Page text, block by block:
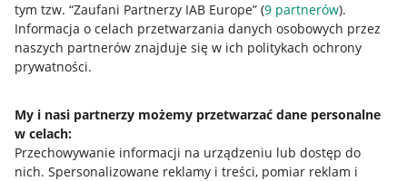
tym tzw. “Zaufani Partnerzy IAB Europe” (9 partnerów).
Informacja o celach przetwarzania danych osobowych przez
naszych partnerów znajduje się w ich politykach ochrony
prywatności.
My i nasi partnerzy możemy przetwarzać dane personalne
w celach:
Przechowywanie informacji na urządzeniu lub dostęp do
nich. Spersonalizowane reklamy i treści, pomiar reklam i
Przydatne informacje
Jak to działa
Allegro Gadane dla sprzedających
Allegro Gadane dla kupujących